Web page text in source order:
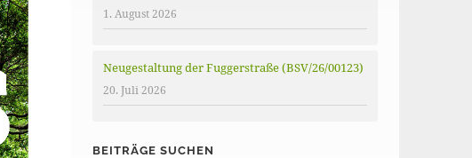
1. August 2026
Neugestaltung der Fuggerstraße (BSV/26/00123)
20. Juli 2026
BEITRÄGE SUCHEN